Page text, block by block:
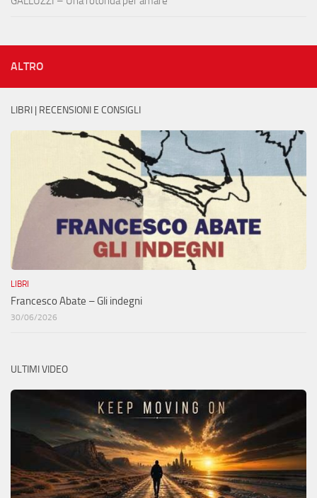
ALTRO
LIBRI | RECENSIONI E CONSIGLI
LIBRI
Francesco Abate – Gli indegni
30/06/2026
ULTIMI VIDEO